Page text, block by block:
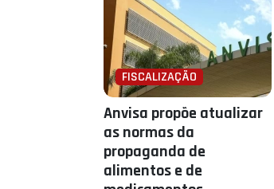
FISCALIZAÇÃO
Anvisa propõe atualizar
as normas da
propaganda de
alimentos e de